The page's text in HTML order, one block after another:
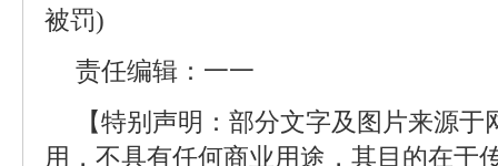
被罚)
责任编辑：一一
【特别声明：部分文字及图片来源
用，不具有任何商业用途，其目的在于